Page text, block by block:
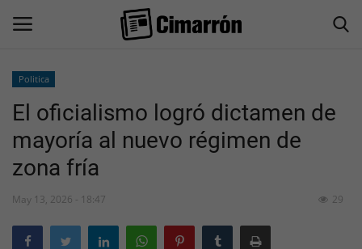
Inicio
San Juan
Actualidad
Información General
Politica
El oficialismo logró dictamen de
mayoría al nuevo régimen de
zona fría
May 13, 2026 - 18:47 29